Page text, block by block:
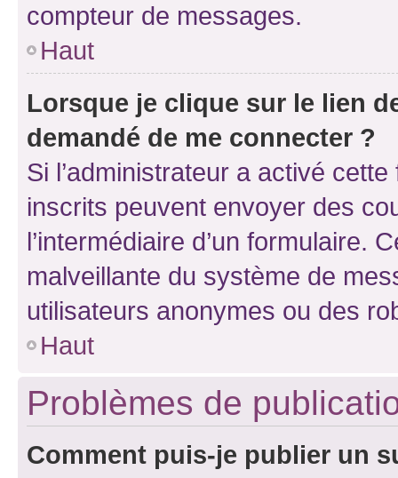
compteur de messages.
Haut
Lorsque je clique sur le lien
demandé de me connecter ?
Si l’administrateur a activé
inscrits peuvent envoyer des
l’intermédiaire d’un formulaire.
malveillante du système de
utilisateurs anonymes ou des
Haut
Problèmes de
Comment puis-je publier un